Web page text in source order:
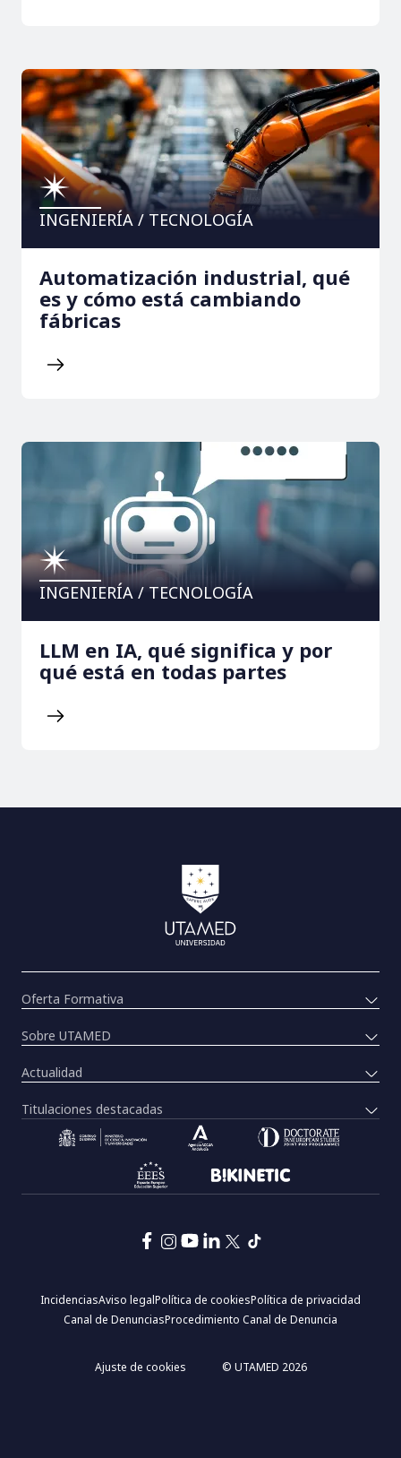
INGENIERÍA / TECNOLOGÍA
Automatización industrial, qué
es y cómo está cambiando
fábricas
INGENIERÍA / TECNOLOGÍA
LLM en IA, qué significa y por
qué está en todas partes
Oferta Formativa
Sobre UTAMED
Actualidad
Titulaciones destacadas
página:
IncidenciasAviso legalPolítica de cookiesPolítica de privacidad
Canal de DenunciasProcedimiento Canal de Denuncia
Ajuste de cookies © UTAMED 2026